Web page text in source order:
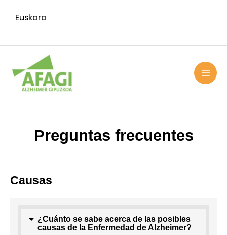
Euskara
Preguntas frecuentes
Causas
¿Cuánto se sabe acerca de las posibles
causas de la Enfermedad de Alzheimer?